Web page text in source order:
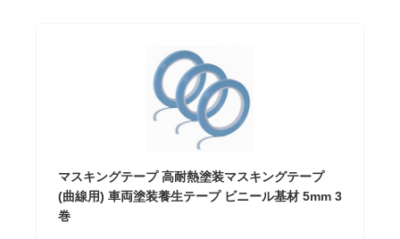
マスキングテープ 高耐熱塗装マスキングテープ
(曲線用) 車両塗装養生テープ ビニール基材 5mm 3
巻